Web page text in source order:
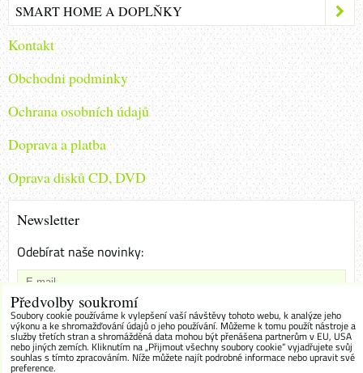
SMART HOME A DOPLŇKY
Kontakt
Obchodni podminky
Ochrana osobních údajů
Doprava a platba
Oprava disků CD, DVD
Newsletter
Odebírat naše novinky:
Chci se přihlásit k odběru novinek e-mailem
Odebírat
Předvolby soukromí
Soubory cookie používáme k vylepšení vaší návštěvy tohoto webu, k analýze jeho
výkonu a ke shromažďování údajů o jeho používání. Můžeme k tomu použít nástroje a
služby třetích stran a shromážděná data mohou být přenášena partnerům v EU, USA
nebo jiných zemích. Kliknutím na „Přijmout všechny soubory cookie“ vyjadřujete svůj
souhlas s tímto zpracováním. Níže můžete najít podrobné informace nebo upravit své
preference.